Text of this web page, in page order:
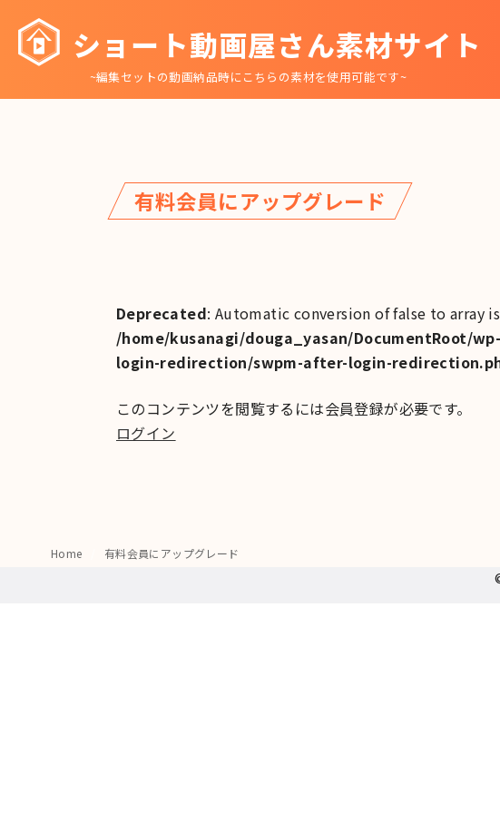
ショート動画屋さん素材サイト
~編集セットの動画納品時にこちらの素材を使用可能です~
有料会員にアップグレード
Deprecated: Automatic conversion of false to array
/home/kusanagi/douga_yasan/DocumentRoot/
login-redirection/swpm-after-login-
このコンテンツを閲覧するには会員登録が必要です。
ログイン
Home 有料会員にアップグレード